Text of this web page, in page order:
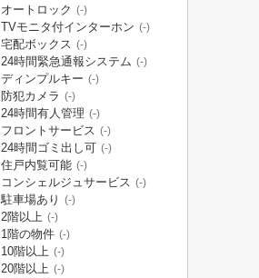
オートロック (-)
TVモニタ付インターホン (-)
宅配ボックス (-)
24時間緊急通報システム (-)
ディンプルキー (-)
防犯カメラ (-)
24時間有人管理 (-)
フロントサービス (-)
24時間ゴミ出し可 (-)
住戸内覧可能 (-)
コンシェルジュサービス (-)
駐車場あり (-)
2階以上 (-)
1階の物件 (-)
10階以上 (-)
20階以上 (-)